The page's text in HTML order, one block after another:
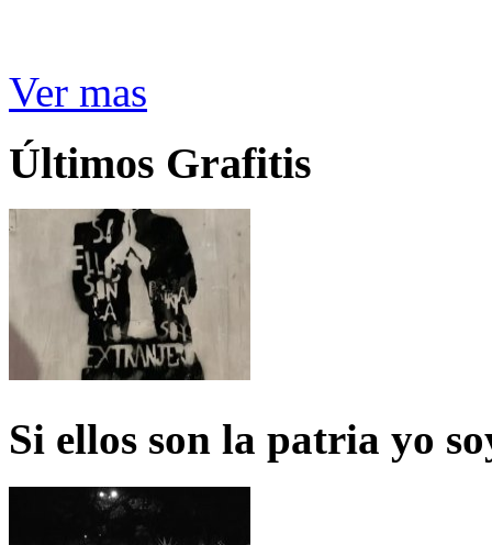
Ver mas
Últimos Grafitis
Si ellos son la patria yo